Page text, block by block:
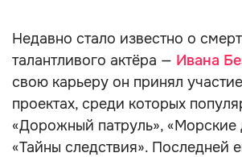
Недавно стало известно о
талантливого актёра — Ивана
свою карьеру он принял
проектах, среди которых
«Дорожный патруль», «Морские
«Тайны следствия». Последней